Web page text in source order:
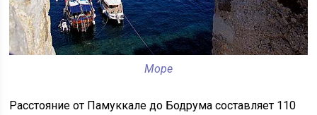
Море
Расстояние от Памуккале до Бодрума составляет 110